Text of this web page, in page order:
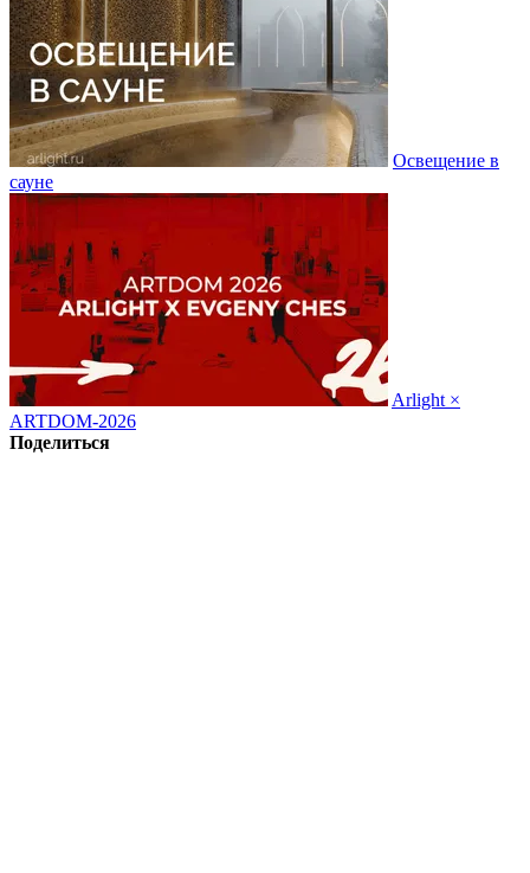
Освещение в
сауне
Arlight ×
ARTDOM-2026
Поделиться